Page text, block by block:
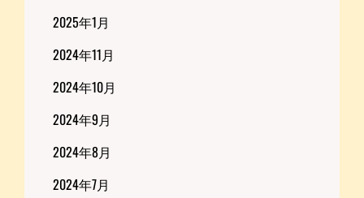
2025年1月
2024年11月
2024年10月
2024年9月
2024年8月
2024年7月